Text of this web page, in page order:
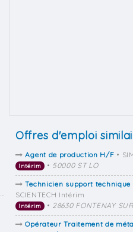
Offres d'emploi
Agent de production H/F •
Intérim • 50000 ST LO
Technicien support technique
SCIENTECH Intérim
Intérim • 28630 FONTENAY
Opérateur Traitement de